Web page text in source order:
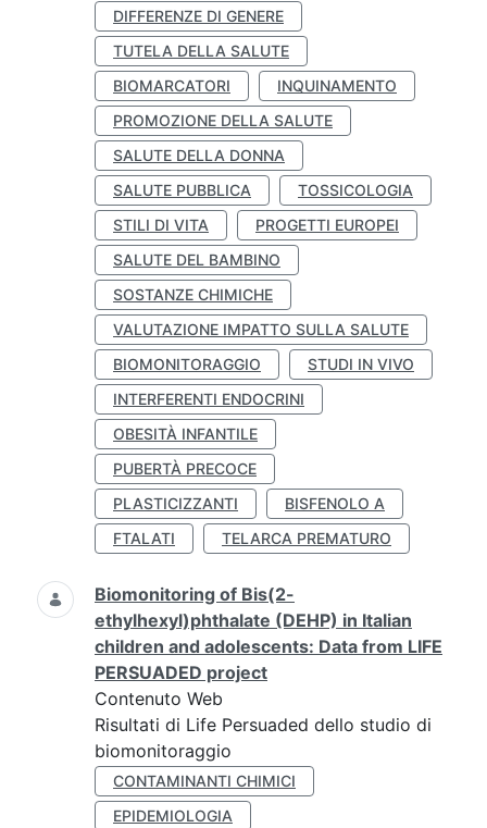
DIFFERENZE DI GENERE
TUTELA DELLA SALUTE
BIOMARCATORI
INQUINAMENTO
PROMOZIONE DELLA SALUTE
SALUTE DELLA DONNA
SALUTE PUBBLICA
TOSSICOLOGIA
STILI DI VITA
PROGETTI EUROPEI
SALUTE DEL BAMBINO
SOSTANZE CHIMICHE
VALUTAZIONE IMPATTO SULLA SALUTE
BIOMONITORAGGIO
STUDI IN VIVO
INTERFERENTI ENDOCRINI
OBESITÀ INFANTILE
PUBERTÀ PRECOCE
PLASTICIZZANTI
BISFENOLO A
FTALATI
TELARCA PREMATURO
Biomonitoring of Bis(2-
ethylhexyl)phthalate (DEHP) in Italian
children and adolescents: Data from LIFE
PERSUADED project
Contenuto Web
Risultati di Life Persuaded dello studio di
biomonitoraggio
CONTAMINANTI CHIMICI
EPIDEMIOLOGIA